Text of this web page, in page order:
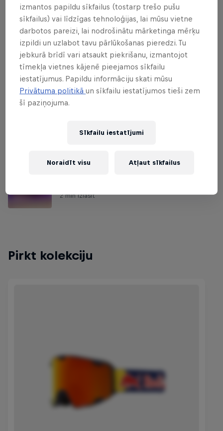
Siguldā otro reizi notiks
slēpošanas sacensības
Red Bull Stikla Kalns
Unikālā formāta distanču slēpošanas sacensības notiks
otro gadu pēc kārtas.
2 min izlasīt
2 min izlasīt
Pirkt kolekciju
izmantos papildu sīkfailus (tostarp trešo pušu
sīkfailus) vai līdzīgas tehnoloģijas, lai mūsu vietne
darbotos pareizi, lai nodrošinātu mārketinga mērķu
izpildi un uzlabot tavu pārlūkošanas pieredzi. Tu
jebkurā brīdī vari atsaukt piekrišanu, izmantojot
tīmekļa vietnes kājenē pieejamos sīkfailu
iestatījumus. Papildu informāciju skati mūsu
Privātuma politikāun sīkfailu iestatījumos tieši zem
šī paziņojuma.
Sīkfailu iestatījumi
Noraidīt visu Atļaut sīkfailus